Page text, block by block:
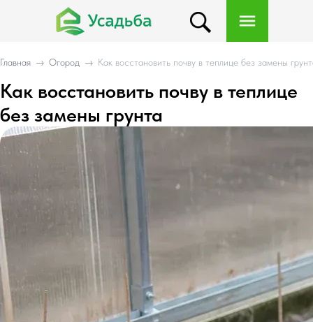
Главная → Огород → Как восстановить почву в теплице без замены
Как восстановить почву в теплице
без замены грунта